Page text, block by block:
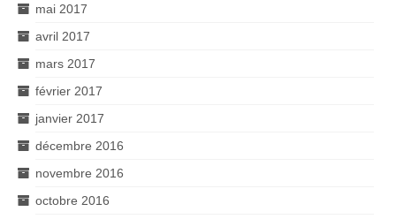
mai 2017
avril 2017
mars 2017
février 2017
janvier 2017
décembre 2016
novembre 2016
octobre 2016